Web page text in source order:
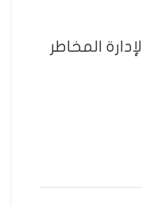
المعيار الدولي ISO 31000 لإدارة المخاطر